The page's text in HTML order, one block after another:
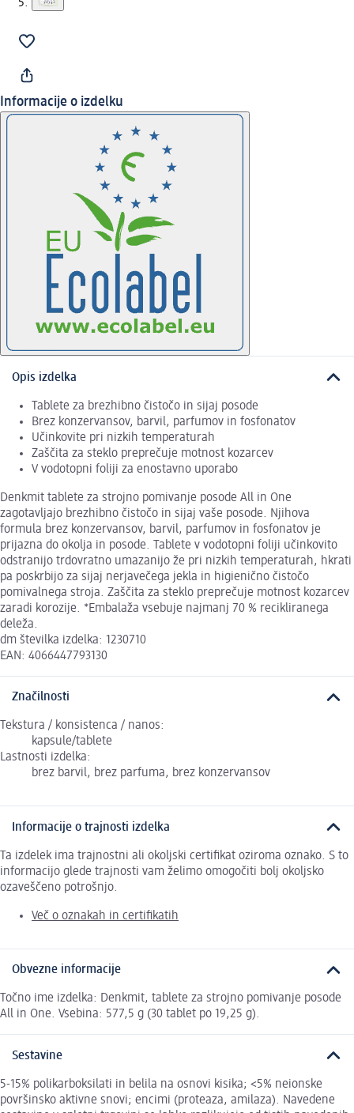
Informacije o izdelku
Opis izdelka
Tablete za brezhibno čistočo in sijaj posode
Brez konzervansov, barvil, parfumov in fosfonatov
Učinkovite pri nizkih temperaturah
Zaščita za steklo preprečuje motnost kozarcev
V vodotopni foliji za enostavno uporabo
Denkmit tablete za strojno pomivanje posode All in One
zagotavljajo brezhibno čistočo in sijaj vaše posode. Njihova
formula brez konzervansov, barvil, parfumov in fosfonatov je
prijazna do okolja in posode. Tablete v vodotopni foliji učinkovito
odstranijo trdovratno umazanijo že pri nizkih temperaturah, hkrati
pa poskrbijo za sijaj nerjavečega jekla in higienično čistočo
pomivalnega stroja. Zaščita za steklo preprečuje motnost kozarcev
zaradi korozije. *Embalaža vsebuje najmanj 70 % recikliranega
deleža.
dm številka izdelka: 1230710
EAN: 4066447793130
Značilnosti
Tekstura / konsistenca / nanos:
kapsule/tablete
Lastnosti izdelka:
brez barvil, brez parfuma, brez konzervansov
Informacije o trajnosti izdelka
Ta izdelek ima trajnostni ali okoljski certifikat oziroma oznako. S to
informacijo glede trajnosti vam želimo omogočiti bolj okoljsko
ozaveščeno potrošnjo.
Več o oznakah in certifikatih
Obvezne informacije
Točno ime izdelka: Denkmit, tablete za strojno pomivanje posode
All in One. Vsebina: 577,5 g (30 tablet po 19,25 g).
Sestavine
5-15% polikarboksilati in belila na osnovi kisika; <5% neionske
površinsko aktivne snovi; encimi (proteaza, amilaza). Navedene